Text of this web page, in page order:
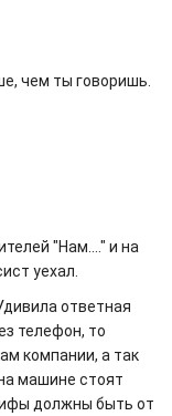
чем ты говоришь.
"Нам...." и на
уехал.
ответная
телефон, то
компании, а так
машине стоят
должны быть от